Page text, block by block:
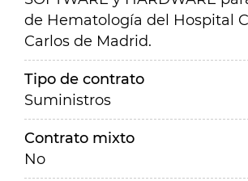
de Hematología del Hospital
Carlos de Madrid.
Tipo de contrato
Suministros
Contrato mixto
No